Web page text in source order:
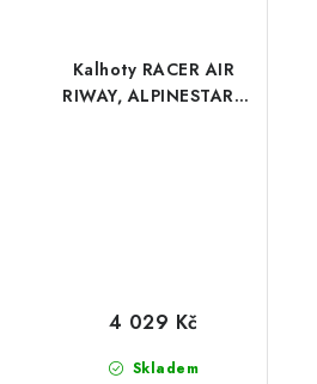
Kalhoty RACER AIR
RIWAY, ALPINESTARS
Skladem
4 029 Kč